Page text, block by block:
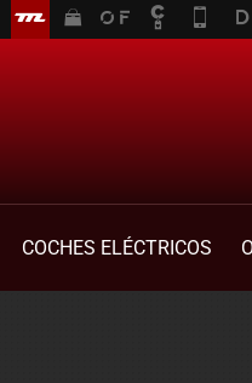
COCHES ELÉCTRICOS